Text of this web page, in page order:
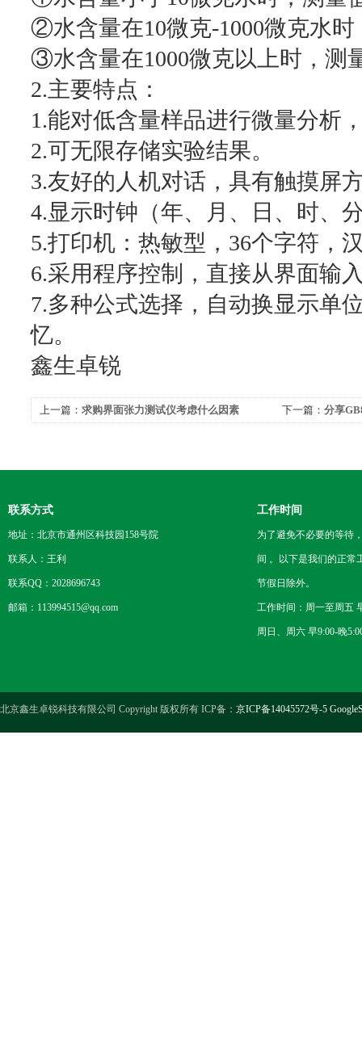
②水含量在10微克-1000微克水时
③水含量在1000微克以上时，测
2.主要特点：
1.能对低含量样品进行微量分析
2.可无限存储实验结果。
3.友好的人机对话，具有触摸屏
4.显示时钟（年、月、日、时、
5.打印机：热敏型，36个字符，
6.采用程序控制，直接从界面输
7.多种公式选择，自动换显示单
忆。
鑫生卓锐
上一篇： 求购界面张力测试仪考虑什么因素 下一篇： 分享
联系方式
地址：北京市通州区科技园158号院
联系人：王利
联系QQ：2028696743
邮箱：113994515@qq.com
工作时间
为了避免不必要的等待
间 。以下是我们的正常
节假日除外。
工作时间：周一至周五
周日、周六 早9:00-晚
北京鑫生卓锐科技有限公司 Copyright 版权所有 ICP备： 京ICP备14045572号-5